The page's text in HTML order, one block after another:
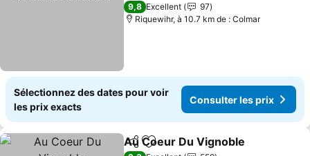
9,8 Excellent
97
Riquewihr, à 10.7 km de : Colmar
Sélectionnez des dates pour voir
les prix exacts
Consulter les prix
PartagerAjouter à mes favoris
Au Coeur Du Vignoble